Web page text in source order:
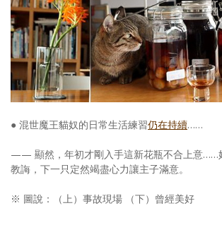
● 混世魔王貓奴的日常生活練習仍在持續……
—— 顯然，年初才剛入手這新花瓶不合上意……
教誨，下一只定然竭盡心力讓主子滿意。
※ 圖說：（上）事故現場 （下）曾經美好